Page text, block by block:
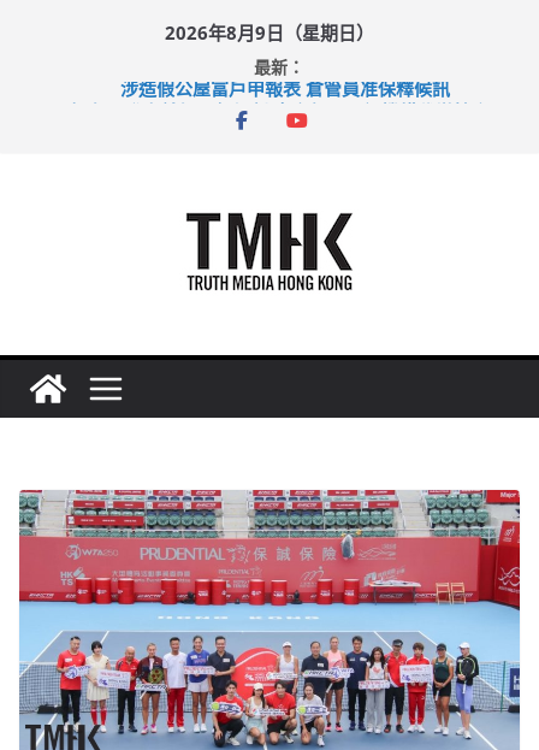
2026年8月9日（星期日）
最新：
涉造假公屋富戶申報表 倉管員准保釋候訊